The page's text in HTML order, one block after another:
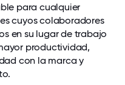
para cualquier
cuyos colaboradores
en su lugar de trabajo
productividad,
con la marca y